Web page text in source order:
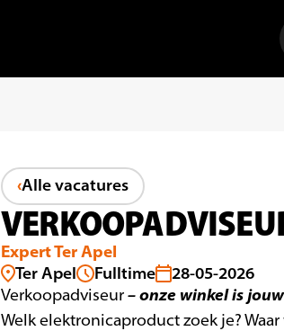
Alle vacatures
Expert Ter Apel
Ter Apel
Fulltime 28-05-2026
Verkoopadviseur– onze winkel is
Welk elektronicaproduct zoek je?